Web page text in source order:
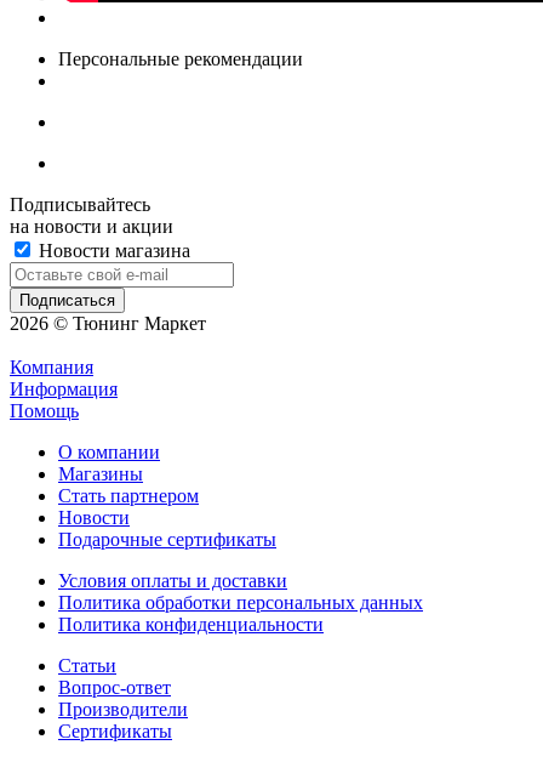
Персональные рекомендации
Подписывайтесь
на новости и акции
Новости магазина
2026 © Тюнинг Маркет
Компания
Информация
Помощь
О компании
Магазины
Стать партнером
Новости
Подарочные сертификаты
Условия оплаты и доставки
Политика обработки персональных данных
Политика конфиденциальности
Статьи
Вопрос-ответ
Производители
Сертификаты